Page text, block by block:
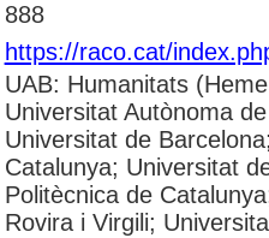
888
https://raco.cat/
UAB: Humanitats
Universitat Autònoma
Universitat de
Catalunya; Universitat
Politècnica de
Rovira i Virgili;